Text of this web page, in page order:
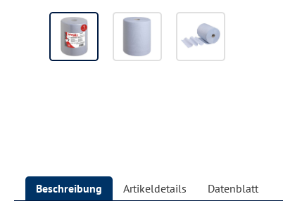
Beschreibung Artikeldetails Datenblatt